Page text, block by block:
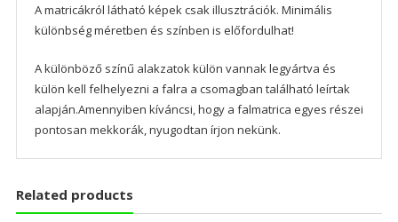
A matricákról látható képek csak illusztrációk. Minimális
különbség méretben és színben is előfordulhat!
A különböző színű alakzatok külön vannak legyártva és
külön kell felhelyezni a falra a csomagban található leírtak
alapján.Amennyiben kíváncsi, hogy a falmatrica egyes részei
pontosan mekkorák, nyugodtan írjon nekünk.
Related products